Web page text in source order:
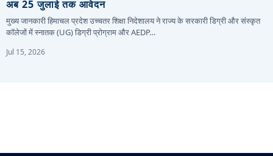
अब 25 जुलाई तक आवेदन
मुख्य जानकारी हिमाचल प्रदेश उच्चतर शिक्षा निदेशालय ने राज्य के सरकारी डिग्री और संस्कृत
कॉलेजों में स्नातक (UG) डिग्री प्रोग्राम और AEDP…
Jul 15, 2026